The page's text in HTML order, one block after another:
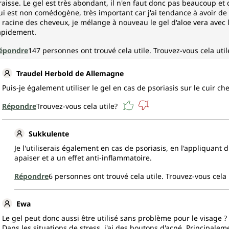
Le gel est très abondant, il n'en faut donc pas beaucoup
est non comédogène, très important car j'ai tendance à avoir
racine des cheveux, je mélange à nouveau le gel d'aloe vera
147 personnes ont trouvé cela utile. Trouvez-vous cela
Traudel Herbold de Allemagne
Puis-je également utiliser le gel en cas de psoriasis sur le cuir
RépondreTrouvez-vous cela utile?
Sukkulente
Je l'utiliserais également en cas de psoriasis, en
apaiser et a un effet anti-inflammatoire.
Répondre6 personnes ont trouvé cela utile. Trouvez-vous cela
Ewa
Le gel peut donc aussi être utilisé sans problème pour le visage